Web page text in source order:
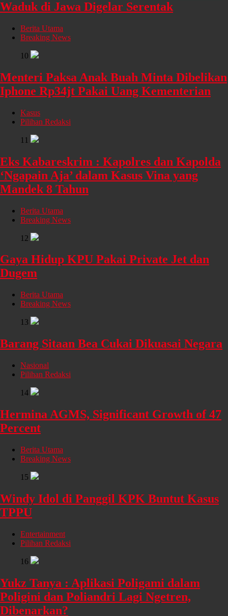
Waduk di Jawa Digelar Serentak
Berita Utama
Breaking News
10
Menteri Paksa Anak Buah Minta Dibelikan
Iphone Rp34jt Pakai Uang Kementerian
Kasus
Pilihan Redaksi
11
Eks Kabareskrim : Kapolres dan Kapolda
‘Ngapain Aja’ dalam Kasus Vina yang
Mandek 8 Tahun
Berita Utama
Breaking News
12
Gaya Hidup KPU Pakai Private Jet dan
Dugem
Berita Utama
Breaking News
13
Barang Sitaan Bea Cukai Dikuasai Negara
Nasional
Pilihan Redaksi
14
Hermina AGMS, Significant Growth of 47
Percent
Berita Utama
Breaking News
15
Windy Idol di Panggil KPK Buntut Kasus
TPPU
Entertainment
Pilihan Redaksi
16
Yukz Tanya : Aplikasi Poligami dalam
Poligini dan Poliandri Lagi Ngetren,
Dibenarkan?